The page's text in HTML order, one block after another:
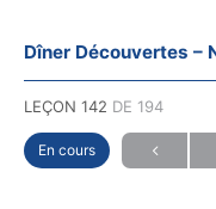
Dîner Découvertes –
LEÇON 142 DE 194
En cours